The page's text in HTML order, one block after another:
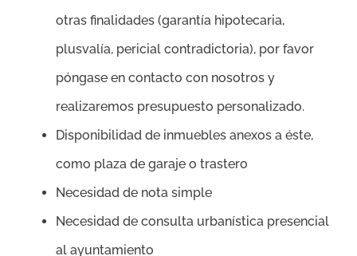
otras finalidades (garantía hipotecaria,
plusvalía, pericial contradictoria), por favor
póngase en contacto con nosotros y
realizaremos presupuesto personalizado.
Disponibilidad de inmuebles anexos a éste,
como plaza de garaje o trastero
Necesidad de nota simple
Necesidad de consulta urbanística presencial
al ayuntamiento